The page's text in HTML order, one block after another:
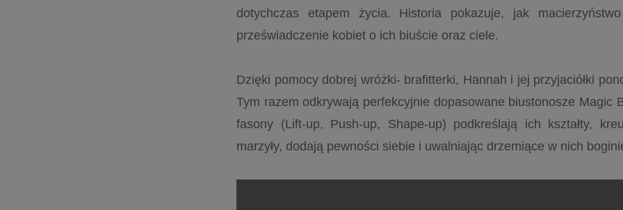
dotychczas etapem życia. Historia pokazuje, jak
przeświadczenie kobiet o ich biuście oraz ciele.
Dzięki pomocy dobrej wróżki- brafitterki, Hannah i jej przyjaciółki
Tym razem odkrywają perfekcyjnie dopasowane biustonosze Magic
fasony (Lift-up, Push-up, Shape-up) podkreślają ich kształty,
marzyły, dodają pewności siebie i uwalniając drzemiące w nich